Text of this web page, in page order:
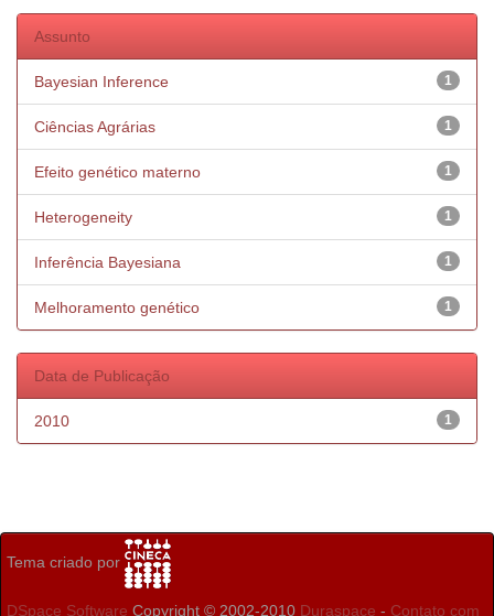
Assunto
1
Bayesian Inference
1
Ciências Agrárias
1
Efeito genético materno
1
Heterogeneity
1
Inferência Bayesiana
1
Melhoramento genético
Data de Publicação
1
2010
Tema criado por
DSpace Software Copyright © 2002-2010 Duraspace - Contato com